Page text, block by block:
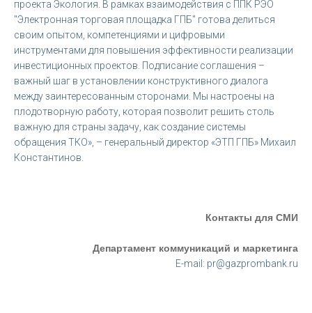
проекта Экология. В рамках взаимодействия с ППК РЭО
"Электронная торговая площадка ГПБ" готова делиться
своим опытом, компетенциями и цифровыми
инструментами для повышения эффективности реализации
инвестиционных проектов. Подписание соглашения –
важный шаг в установлении конструктивного диалога
между заинтересованным сторонами. Мы настроены на
плодотворную работу, которая позволит решить столь
важную для страны задачу, как создание системы
обращения ТКО», – генеральный директор «ЭТП ГПБ» Михаил
Константинов.
Контакты для СМИ
Департамент коммуникаций и маркетинга
E-mail: pr@gazprombank.ru